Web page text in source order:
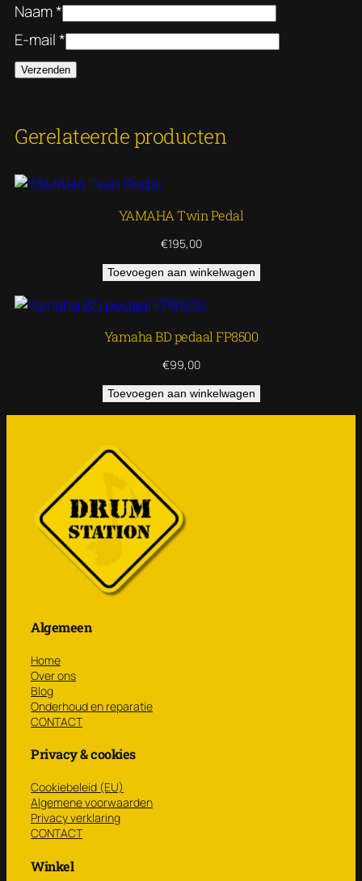
Naam*
E-mail*
Gerelateerde producten
YAMAHA Twin Pedal
€195,00
Toevoegen aan winkelwagen
Yamaha BD pedaal FP8500
€99,00
Toevoegen aan winkelwagen
Algemeen
Home
Over ons
Blog
Onderhoud en reparatie
CONTACT
Privacy & cookies
Cookiebeleid (EU)
Algemene voorwaarden
Privacy verklaring
CONTACT
Winkel